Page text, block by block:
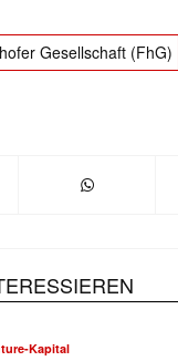
Gesellschaft (FhG)
Kapital